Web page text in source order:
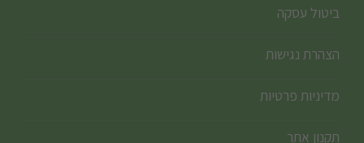
ביטול עסקה
הצהרת נגישות
מדיניות פרטיות
תקנון אתר